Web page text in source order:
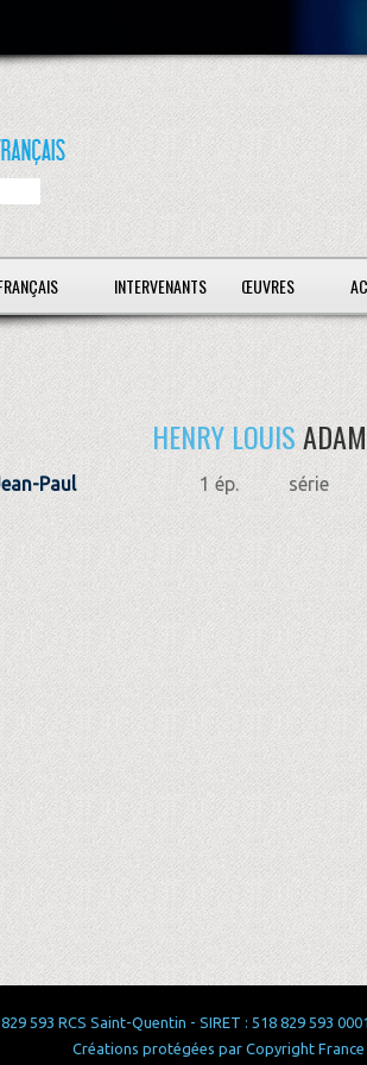
INTERVENANTS ŒUVRES
HENRY LOUIS
Paul 1 ép. série
593 RCS Saint-Quentin - SIRET : 518 829 593
Créations protégées par Copyright